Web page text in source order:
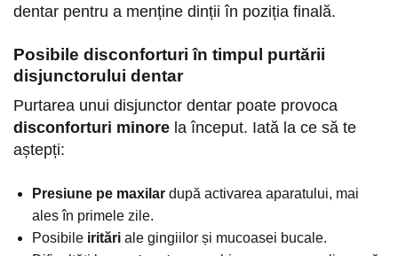
dentar pentru a menține dinții în poziția finală.
Posibile disconforturi în timpul purtării
disjunctorului dentar
Purtarea unui disjunctor dentar poate provoca
disconforturi minore la început. Iată la ce să te
aștepți:
Presiune pe maxilardupă activarea aparatului, mai
ales în primele zile.
Posibile irităriale gingiilor și mucoasei bucale.